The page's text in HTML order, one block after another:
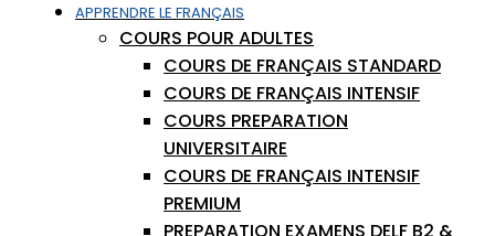
APPRENDRE LE FRANÇAIS
COURS POUR ADULTES
COURS DE FRANÇAIS STANDARD
COURS DE FRANÇAIS INTENSIF
COURS PREPARATION
UNIVERSITAIRE
COURS DE FRANÇAIS INTENSIF
PREMIUM